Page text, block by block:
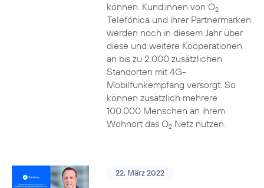
können. Kund:innen von O2
Telefónica und ihrer Partnermarken
werden noch in diesem Jahr über
diese und weitere Kooperationen
an bis zu 2.000 zusätzlichen
Standorten mit 4G-
Mobilfunkempfang versorgt. So
können zusätzlich mehrere
100.000 Menschen an ihrem
Wohnort das O2Netz nutzen.
22. März 2022